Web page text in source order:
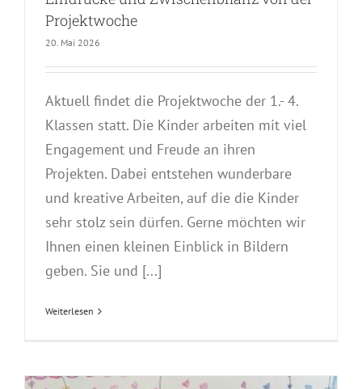
Projektwoche
20. Mai 2026
Aktuell findet die Projektwoche der 1.- 4.
Klassen statt. Die Kinder arbeiten mit viel
Engagement und Freude an ihren
Projekten. Dabei entstehen wunderbare
und kreative Arbeiten, auf die die Kinder
sehr stolz sein dürfen. Gerne möchten wir
Ihnen einen kleinen Einblick in Bildern
geben. Sie und [...]
Weiterlesen